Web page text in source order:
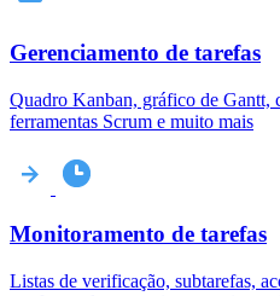
Gerenciamento de tarefas
Quadro Kanban, gráfico de Gantt,
ferramentas Scrum e muito mais
Monitoramento de tarefas
Listas de verificação, subtarefas,